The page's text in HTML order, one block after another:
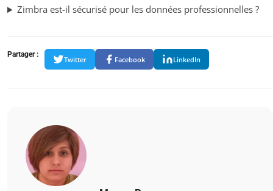
Zimbra est-il sécurisé pour les données professionnelles ?
Partager :
Twitter Facebook LinkedIn